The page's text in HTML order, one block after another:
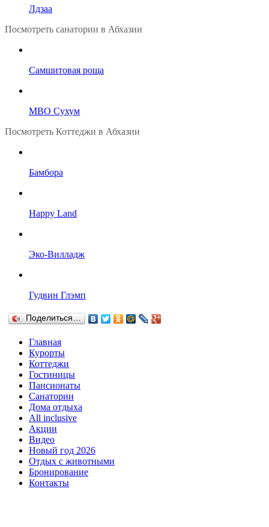
Лдзаа
Посмотреть санатории в Абхазии
Самшитовая роща
МВО Сухум
Посмотреть Коттеджи в Абхазии
Бамбора
Happy Land
Эко-Вилладж
Гудвин Глэмп
Поделиться…
Главная
Курорты
Коттеджи
Гостиницы
Пансионаты
Санатории
Дома отдыха
All inclusive
Акции
Видео
Новый год 2026
Отдых с животными
Бронирование
Контакты